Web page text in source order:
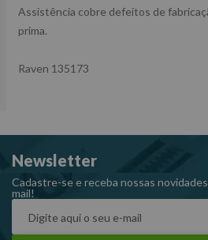
Assistência cobre defeitos de
prima.
Raven 135173
Newsletter
Cadastre-se e receba nossas
mail!